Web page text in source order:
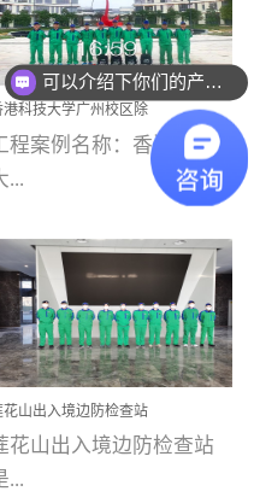
产产品都经过严格的质检
程序；生产车间为优吸总
部和全国分支机构生产光
触媒、净醛王、祛味剂等
优吸系列产品，保质保量
完成生产任务，确保全国
求。资质优势团队优势分
支优势优吸环保是一棵正
茁壮成长的树，只要我们
人人都爱护她、珍惜她、
她将越来越枝繁叶茂，终
将会成为一棵参天大树！
优吸环保截止2020年拥有
全国600家网点分支机构。
学(珠江湾校区)项目地
：广州市南沙区海滨路
沙珠江湾江门市蓬江区
...
港科技大学广州校区除
醛项目圆满完成
程案例名称：香港科技
...
广州校区室内空气治
工程案例地址：广
南沙区·香港科技大学(广
)校区 工程案...
花山出入境边防检查站
内除甲醛空气治理项目
花山出入境边防检查站
...
可以介绍下你们的产品么